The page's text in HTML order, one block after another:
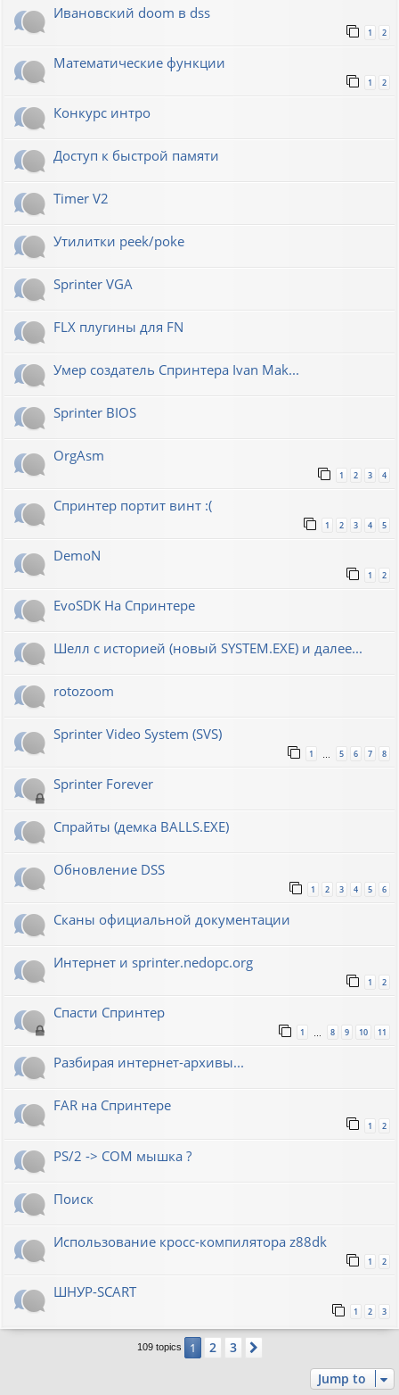
Ивановский doom в dss
1 2
Математические функции
1 2
Конкурс интро
Доступ к быстрой памяти
Timer V2
Утилитки peek/poke
Sprinter VGA
FLX плугины для FN
Умер создатель Спринтера Ivan Mak...
Sprinter BIOS
OrgAsm
1 2 3 4
Спринтер портит винт :(
1 2 3 4 5
DemoN
1 2
EvoSDK На Спринтере
Шелл с историей (новый SYSTEM.EXE) и далее...
rotozoom
Sprinter Video System (SVS)
1 … 5 6 7 8
Sprinter Forever
Спрайты (демка BALLS.EXE)
Обновление DSS
1 2 3 4 5 6
Сканы официальной документации
Интернет и sprinter.nedopc.org
1 2
Спасти Спринтер
1 … 8 9 10 11
Разбирая интернет-архивы...
FAR на Спринтере
1 2
PS/2 -> COM мышка ?
Поиск
Использование кросс-компилятора z88dk
1 2
ШНУР-SCART
1 2 3
109 topics 1 2 3
Jump to